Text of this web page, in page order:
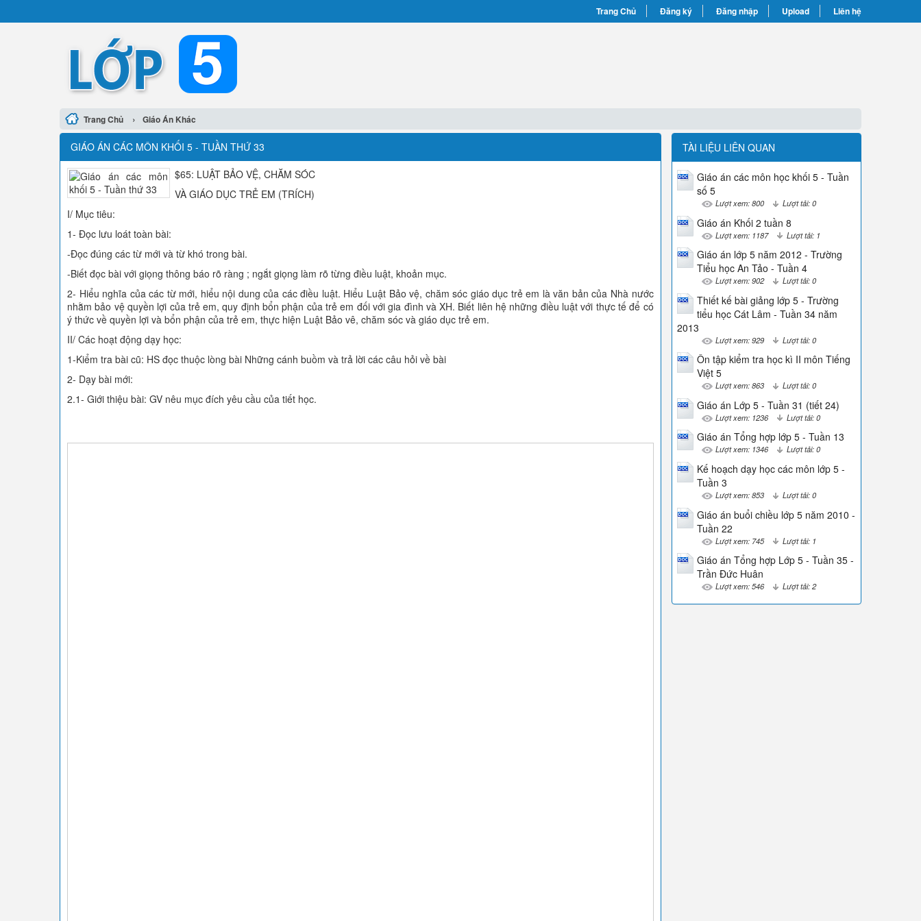
Trang Chủ Đăng ký Đăng nhập Upload Liên hệ
Trang Chủ › Giáo Án Khác
GIÁO ÁN CÁC MÔN KHỐI 5 - TUẦN THỨ 33
$65: LUẬT BẢO VỆ, CHĂM SÓC
VÀ GIÁO DỤC TRẺ EM (TRÍCH)
I/ Mục tiêu:
1- Đọc lưu loát toàn bài:
-Đọc đúng các từ mới và từ khó trong bài.
-Biết đọc bài với giọng thông báo rõ ràng ; ngắt giọng làm rõ từng điều luật, khoản mục.
2- Hiểu nghĩa của các từ mới, hiểu nội dung của các điều luật. Hiểu Luật Bảo vệ, chăm sóc giáo dục trẻ em là văn bản của Nhà nước
nhằm bảo vệ quyền lợi của trẻ em, quy định bổn phận của trẻ em đối với gia đình và XH. Biết liên hệ những điều luật với thực tế để có
ý thức về quyền lợi và bổn phận của trẻ em, thực hiện Luật Bảo vê, chăm sóc và giáo dục trẻ em.
II/ Các hoạt động dạy học:
1-Kiểm tra bài cũ: HS đọc thuộc lòng bài Những cánh buồm và trả lời các câu hỏi về bài
2- Dạy bài mới:
2.1- Giới thiệu bài: GV nêu mục đích yêu cầu của tiết học.
TÀI LIỆU LIÊN QUAN
Giáo án các môn học khối 5 - Tuần
số 5
Lượt xem: 800 Lượt tải: 0
Giáo án Khối 2 tuần 8
Lượt xem: 1187 Lượt tải: 1
Giáo án lớp 5 năm 2012 - Trường
Tiểu học An Tảo - Tuần 4
Lượt xem: 902 Lượt tải: 0
Thiết kế bài giảng lớp 5 - Trường
tiểu học Cát Lâm - Tuần 34 năm
2013
Lượt xem: 929 Lượt tải: 0
Ôn tập kiểm tra học kì II môn Tiếng
Việt 5
Lượt xem: 863 Lượt tải: 0
Giáo án Lớp 5 - Tuần 31 (tiết 24)
Lượt xem: 1236 Lượt tải: 0
Giáo án Tổng hợp lớp 5 - Tuần 13
Lượt xem: 1346 Lượt tải: 0
Kế hoạch dạy học các môn lớp 5 -
Tuần 3
Lượt xem: 853 Lượt tải: 0
Giáo án buổi chiều lớp 5 năm 2010 -
Tuần 22
Lượt xem: 745 Lượt tải: 1
Giáo án Tổng hợp Lớp 5 - Tuần 35 -
Trần Đức Huân
Lượt xem: 546 Lượt tải: 2